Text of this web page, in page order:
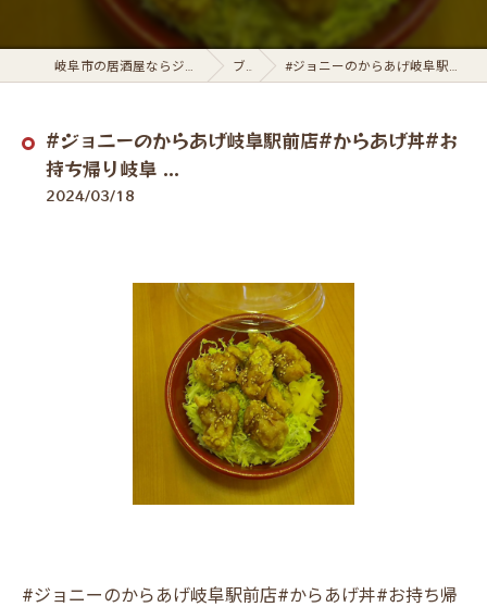
岐阜市の居酒屋ならジョニーのからあげ 岐阜駅前店 ブログ #ジョニーのからあげ岐阜駅前店#からあげ丼#お持ち帰り岐阜 ...
#ジョニーのからあげ岐阜駅前店#からあげ丼#お
持ち帰り岐阜 ...
2024/03/18
#ジョニーのからあげ岐阜駅前店#からあげ丼#お持ち帰